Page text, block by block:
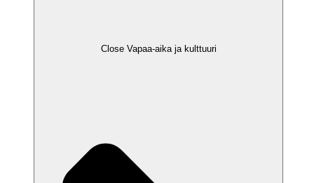
Close Vapaa-aika ja kulttuuri